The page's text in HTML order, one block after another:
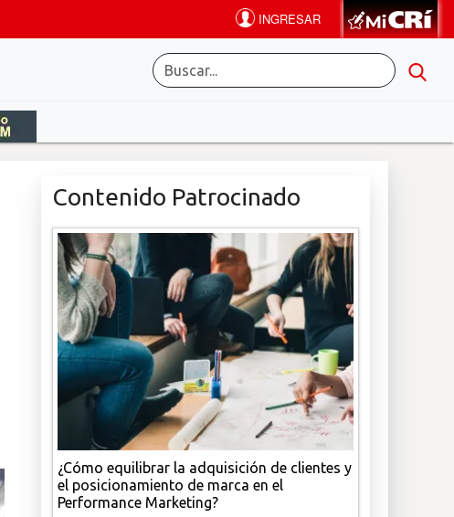
Contenido Patrocinado
¿Cómo equilibrar la adquisición de clientes y
el posicionamiento de marca en el
Performance Marketing?